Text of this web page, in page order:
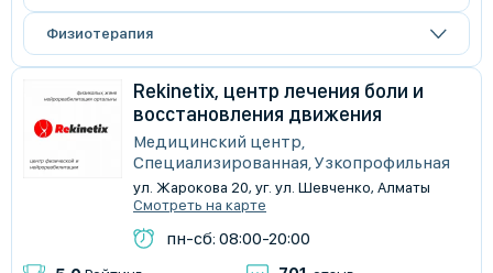
Физиотерапия
Rekinetix, центр лечения боли и
восстановления движения
Медицинский центр,
Специализированная, Узкопрофильная
ул. Жарокова 20, уг. ул. Шевченко, Алматы
Смотреть на карте
пн-сб: 08:00-20:00